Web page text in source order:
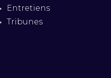
Entretiens
Tribunes